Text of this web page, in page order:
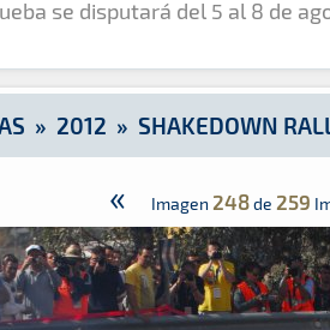
se disputará del 5 al 8 de
» 2012 » SHAKEDOWN
« Imagen 248de 259